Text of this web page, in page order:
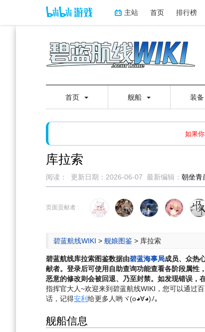
主站 首页 排行榜
首页 舰船 装备
如果
如果打开页面显示缩
库拉索
阅读： 更新日期： 2026-06-07 最新编辑： 朝坐青
到
到
页面贡献者 :
碧蓝航线WIKI > 舰娘图鉴 > 库拉索
碧蓝航线库拉索图鉴数据由碧蓝海事局成员、众热
献者。登录后可使用自助查询功能查看各阶段属性
恶意的修改则会被回退、乃至封禁。如发现错误，
指挥官大人~欢迎来到碧蓝航线WIKI，您可以通过
话，记得安利 给更多人哟ヾ(o◕∀◕)ﾉ。
舰船信息